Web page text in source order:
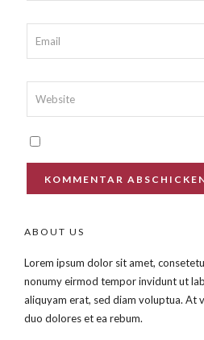
ABOUT US
Lorem ipsum dolor sit amet,
nonumy eirmod tempor invidunt ut
aliquyam erat, sed diam voluptua. At
duo dolores et ea rebum.